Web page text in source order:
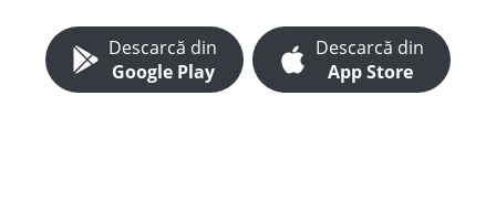
Descarcă din
Google Play
Descarcă din
App Store